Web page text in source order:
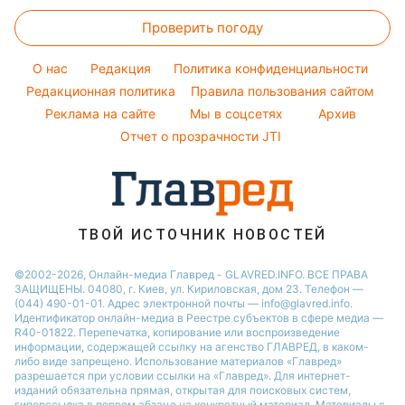
Филипп Киркоров
Елена Зеленская
Ани Лорак
Кейт Миддлтон
Алла Пугачева
Праздничное меню
Стирка
Комнатные растения
Курс валют
Магнитные бури
Погода на сегодня
Погода на завтра
Пылевая буря
Проверить погоду
O нас Редакция
Политика конфиденциальности
Редакционная политика
Правила пользования сайтом
Реклама на сайте
Мы в соцсетях
Архив
Отчет о прозрачности JTI
ТВОЙ ИСТОЧНИК НОВОСТЕЙ
©2002-2026, Онлайн-медиа Главред - GLAVRED.INFO. ВСЕ ПРАВА
ЗАЩИЩЕНЫ. 04080, г. Киев, ул. Кириловская, дом 23. Телефон —
(044) 490-01-01. Адрес электронной почты — info@glavred.info.
Идентификатор онлайн-медиа в Реестре cубъектов в сфере медиа —
R40-01822. Перепечатка, копирование или воспроизведение
информации, содержащей ссылку на агенство ГЛАВРЕД, в каком-
либо виде запрещено. Использование материалов «Главред»
разрешается при условии ссылки на «Главред». Для интернет-
изданий обязательна прямая, открытая для поисковых систем,